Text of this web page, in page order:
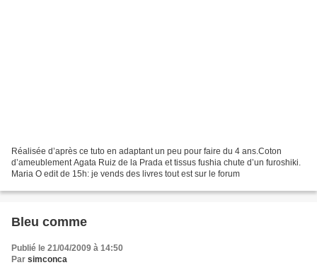
Réalisée d’après ce tuto en adaptant un peu pour faire du 4 ans.Coton
d’ameublement Agata Ruiz de la Prada et tissus fushia chute d’un furoshiki.
Maria O edit de 15h: je vends des livres tout est sur le forum
Bleu comme
Publié le 21/04/2009 à 14:50
Par simconca